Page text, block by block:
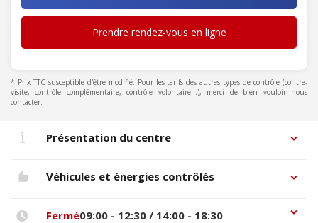
Prendre rendez-vous en ligne
* Prix TTC susceptible d'être modifié. Pour les tarifs des autres types de contrôle (contre-
visite, contrôle complémentaire, contrôle volontaire...), merci de bien vouloir nous
contacter.
Présentation du centre
Véhicules et énergies contrôlés
Fermé09:00 - 12:30 / 14:00 - 18:30